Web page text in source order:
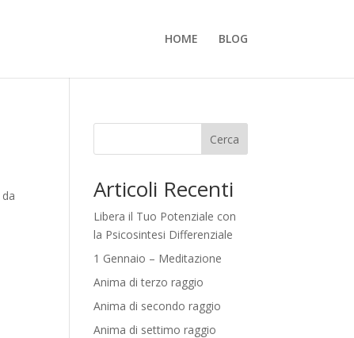
HOME BLOG
Cerca
Articoli Recenti
Libera il Tuo Potenziale con
la Psicosintesi Differenziale
1 Gennaio – Meditazione
Anima di terzo raggio
Anima di secondo raggio
Anima di settimo raggio